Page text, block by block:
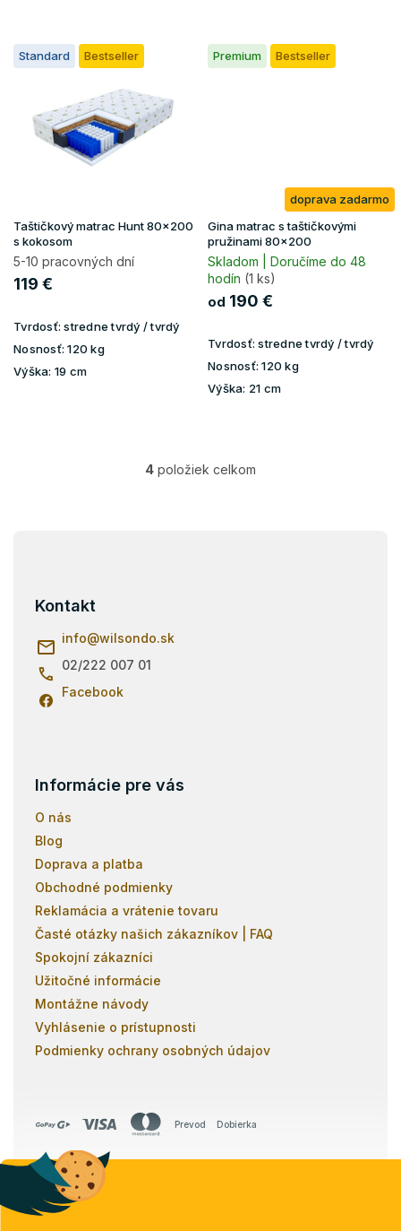
Standard Bestseller
Taštičkový matrac Hunt 80x200
s kokosom
5-10 pracovných dní
119 €
Tvrdosť: stredne tvrdý / tvrdý
Nosnosť: 120 kg
Výška: 19 cm
Premium Bestseller
doprava zadarmo
Gina matrac s taštičkovými
pružinami 80x200
Skladom | Doručíme do 48
hodín (1 ks)
od 190 €
Tvrdosť: stredne tvrdý / tvrdý
Nosnosť: 120 kg
Výška: 21 cm
O
4 položiek celkom
Kontakt
info@wilsondo.sk
02/222 007 01
Facebook
Informácie pre vás
O nás
Blog
Doprava a platba
Obchodné podmienky
Reklamácia a vrátenie tovaru
Časté otázky našich zákazníkov | FAQ
Spokojní zákazníci
Užitočné informácie
Montážne návody
Vyhlásenie o prístupnosti
Podmienky ochrany osobných údajov
Prevod Dobierka
Copyright 2026
Poschodovky.sk